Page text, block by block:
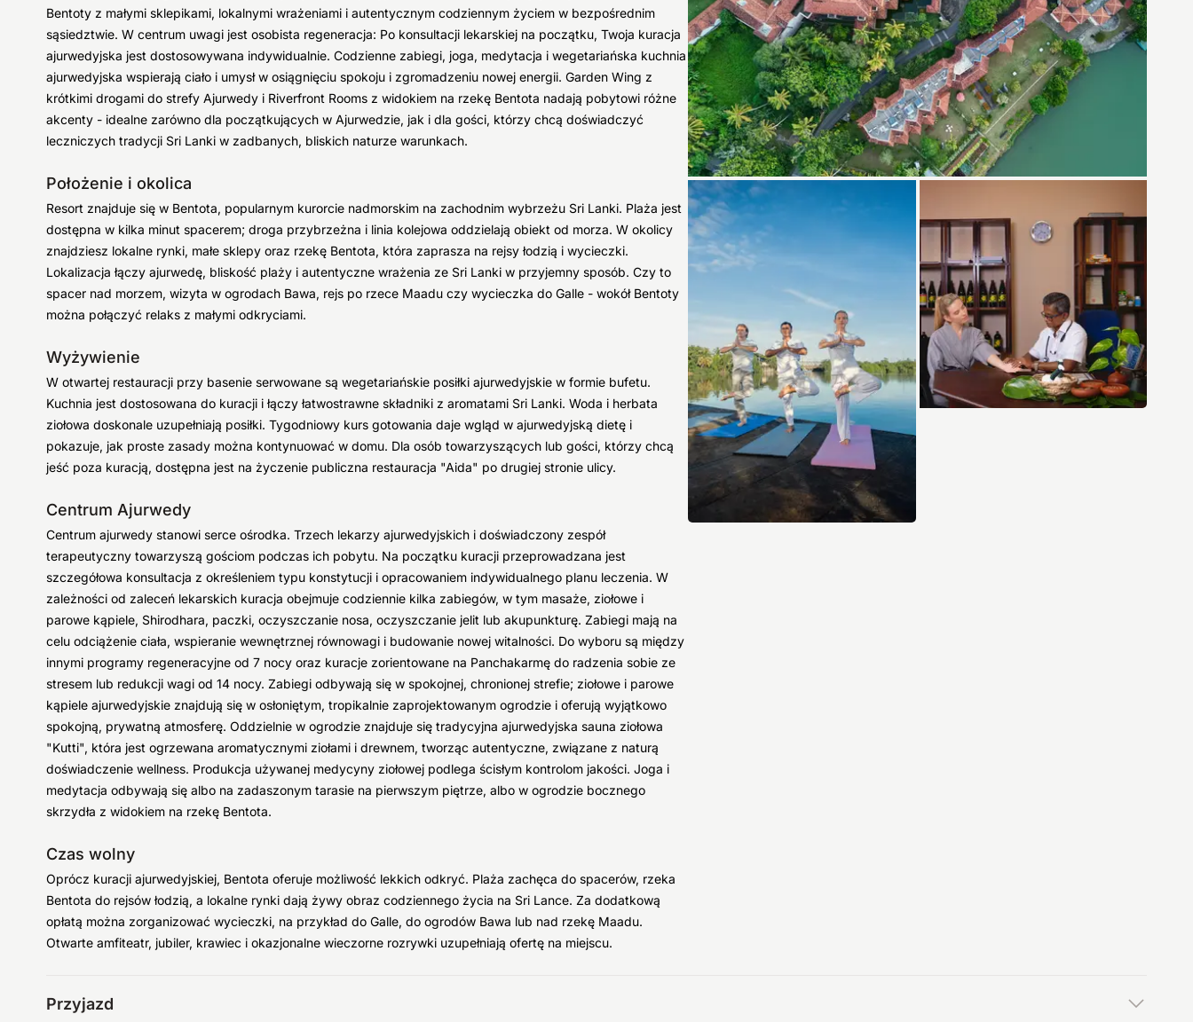
Bentoty z małymi sklepikami, lokalnymi wrażeniami i autentycznym codziennym życiem w bezpośrednim
sąsiedztwie. W centrum uwagi jest osobista regeneracja: Po konsultacji lekarskiej na początku, Twoja kuracja
ajurwedyjska jest dostosowywana indywidualnie. Codzienne zabiegi, joga, medytacja i wegetariańska kuchnia
ajurwedyjska wspierają ciało i umysł w osiągnięciu spokoju i zgromadzeniu nowej energii. Garden Wing z
krótkimi drogami do strefy Ajurwedy i Riverfront Rooms z widokiem na rzekę Bentota nadają pobytowi różne
akcenty - idealne zarówno dla początkujących w Ajurwedzie, jak i dla gości, którzy chcą doświadczyć
leczniczych tradycji Sri Lanki w zadbanych, bliskich naturze warunkach.
Położenie i okolica
Resort znajduje się w Bentota, popularnym kurorcie nadmorskim na zachodnim wybrzeżu Sri Lanki. Plaża jest
dostępna w kilka minut spacerem; droga przybrzeżna i linia kolejowa oddzielają obiekt od morza. W okolicy
znajdziesz lokalne rynki, małe sklepy oraz rzekę Bentota, która zaprasza na rejsy łodzią i wycieczki.
Lokalizacja łączy ajurwedę, bliskość plaży i autentyczne wrażenia ze Sri Lanki w przyjemny sposób. Czy to
spacer nad morzem, wizyta w ogrodach Bawa, rejs po rzece Maadu czy wycieczka do Galle - wokół Bentoty
można połączyć relaks z małymi odkryciami.
Wyżywienie
W otwartej restauracji przy basenie serwowane są wegetariańskie posiłki ajurwedyjskie w formie bufetu.
Kuchnia jest dostosowana do kuracji i łączy łatwostrawne składniki z aromatami Sri Lanki. Woda i herbata
ziołowa doskonale uzupełniają posiłki. Tygodniowy kurs gotowania daje wgląd w ajurwedyjską dietę i
pokazuje, jak proste zasady można kontynuować w domu. Dla osób towarzyszących lub gości, którzy chcą
jeść poza kuracją, dostępna jest na życzenie publiczna restauracja "Aida" po drugiej stronie ulicy.
Centrum Ajurwedy
Centrum ajurwedy stanowi serce ośrodka. Trzech lekarzy ajurwedyjskich i doświadczony zespół
terapeutyczny towarzyszą gościom podczas ich pobytu. Na początku kuracji przeprowadzana jest
szczegółowa konsultacja z określeniem typu konstytucji i opracowaniem indywidualnego planu leczenia. W
zależności od zaleceń lekarskich kuracja obejmuje codziennie kilka zabiegów, w tym masaże, ziołowe i
parowe kąpiele, Shirodhara, paczki, oczyszczanie nosa, oczyszczanie jelit lub akupunkturę. Zabiegi mają na
celu odciążenie ciała, wspieranie wewnętrznej równowagi i budowanie nowej witalności. Do wyboru są między
innymi programy regeneracyjne od 7 nocy oraz kuracje zorientowane na Panchakarmę do radzenia sobie ze
stresem lub redukcji wagi od 14 nocy. Zabiegi odbywają się w spokojnej, chronionej strefie; ziołowe i parowe
kąpiele ajurwedyjskie znajdują się w osłoniętym, tropikalnie zaprojektowanym ogrodzie i oferują wyjątkowo
spokojną, prywatną atmosferę. Oddzielnie w ogrodzie znajduje się tradycyjna ajurwedyjska sauna ziołowa
"Kutti", która jest ogrzewana aromatycznymi ziołami i drewnem, tworząc autentyczne, związane z naturą
doświadczenie wellness. Produkcja używanej medycyny ziołowej podlega ścisłym kontrolom jakości. Joga i
medytacja odbywają się albo na zadaszonym tarasie na pierwszym piętrze, albo w ogrodzie bocznego
skrzydła z widokiem na rzekę Bentota.
Czas wolny
Oprócz kuracji ajurwedyjskiej, Bentota oferuje możliwość lekkich odkryć. Plaża zachęca do spacerów, rzeka
Bentota do rejsów łodzią, a lokalne rynki dają żywy obraz codziennego życia na Sri Lance. Za dodatkową
opłatą można zorganizować wycieczki, na przykład do Galle, do ogrodów Bawa lub nad rzekę Maadu.
Otwarte amfiteatr, jubiler, krawiec i okazjonalne wieczorne rozrywki uzupełniają ofertę na miejscu.
Przyjazd